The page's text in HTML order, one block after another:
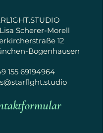
Scherer-Morell
12
Bogenhausen
155 69194964